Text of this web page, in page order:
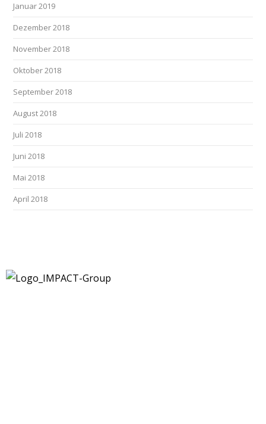
Januar 2019
Dezember 2018
November 2018
Oktober 2018
September 2018
August 2018
Juli 2018
Juni 2018
Mai 2018
April 2018